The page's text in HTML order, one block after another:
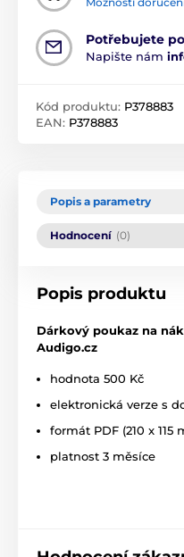
Potřebujete
Napište nám
Kód produktu: P378883
EAN: P378883
Popis a parametry
Hodnocení (0)
Popis produktu
Dárkový poukaz na
Audigo.cz
hodnota 500 Kč
elektronická verze s
formát PDF (210 x 115
platnost 3 měsíce